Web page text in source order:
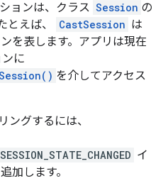
ョンは、クラス Session の
とえば、
CastSession は
を表します。アプリは現在
に
を介してアクセス
ングするには、
イ
加します。